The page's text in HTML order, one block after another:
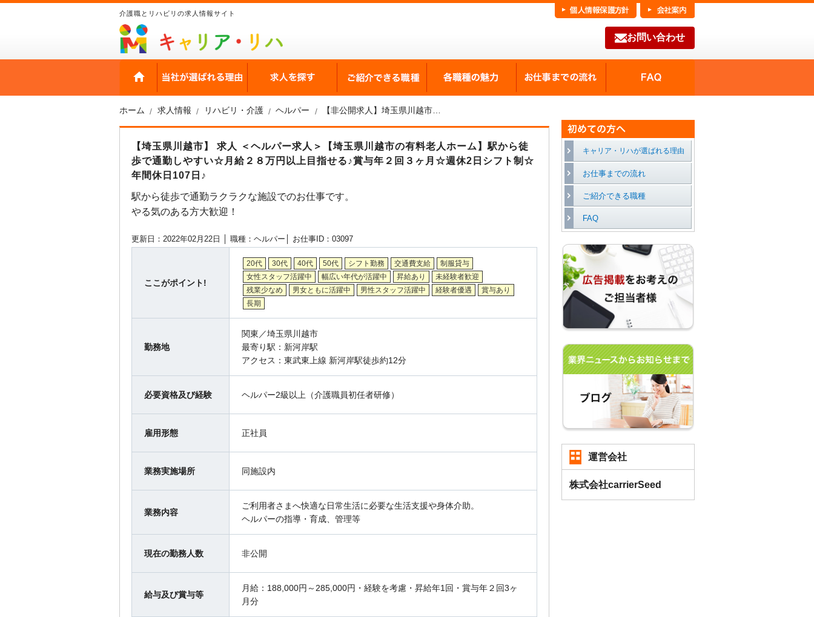
介護職とリハビリの求人情報サイト
お問い合わせ
当社が選ばれる理由 求人を探す ご紹介できる職種 各職種の魅力 お仕事までの流れ
ホーム 求人情報 リハビリ・介護 ヘルパー
【埼玉県川越市】 求人 ＜ヘルパー求人＞【埼玉県川越市の有料老人ホーム】駅から徒
歩で通勤しやすい☆月給２８万円以上目指せる♪賞与年２回３ヶ月☆週休2日シフト制☆
年間休日107日♪
駅から徒歩で通勤ラクラクな施設でのお仕事です。
やる気のある方大歓迎！
更新日：2022年02月22日 │ 職種：ヘルパー│ お仕事ID：03097
ここがポイント!
20代 30代 40代 50代 シフト勤務 交通費支給
制服貸与
女性スタッフ活躍中
幅広い年代が活躍中 昇給あり
未経験者歓迎
残業少なめ
男女ともに活躍中 男性スタッフ活躍中 経験者優遇
賞与あり
長期
勤務地
関東／埼玉県川越市
最寄り駅：新河岸駅
アクセス：東武東上線 新河岸駅徒歩約12分
必要資格及び経験 ヘルパー2級以上（介護職員初任者研修）
雇用形態 正社員
業務実施場所 同施設内
業務内容
ご利用者さまへ快適な日常生活に必要な生活支援や身体介助。
ヘルパーの指導・育成、管理等
現在の勤務人数 非公開
給与及び賞与等
月給：188,000円～285,000円・経験を考慮・昇給年1回・賞与年２回3ヶ
月分
キャリア・リハが選ばれる理由
お仕事までの流れ
ご紹介できる職種
FAQ
運営会社
株式会社carrierSeed